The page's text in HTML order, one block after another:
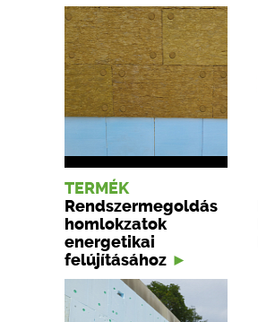
TERMÉK
Rendszermegoldás
homlokzatok
energetikai
felújításához